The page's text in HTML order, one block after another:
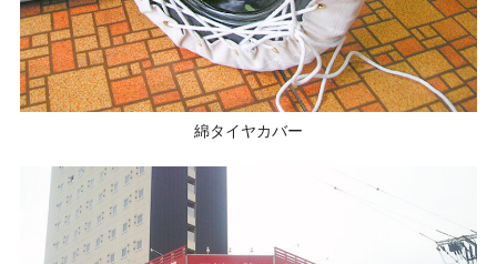
綿タイヤカバー